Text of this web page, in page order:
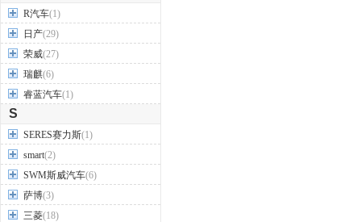
R汽车(1)
日产(29)
荣威(27)
瑞麒(6)
睿蓝汽车(1)
S
SERES赛力斯(1)
smart(2)
SWM斯威汽车(6)
萨博(3)
三菱(18)